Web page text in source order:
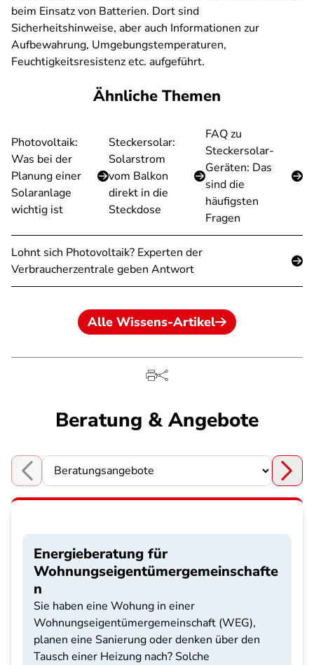
beim Einsatz von Batterien. Dort sind
Sicherheitshinweise, aber auch Informationen zur
Aufbewahrung, Umgebungstemperaturen,
Feuchtigkeitsresistenz etc. aufgeführt.
Ähnliche Themen
Photovoltaik:
Was bei der
Planung einer
Solaranlage
wichtig ist
Steckersolar:
Solarstrom
vom Balkon
direkt in die
Steckdose
FAQ zu
Steckersolar-
Geräten: Das
sind die
häufigsten
Fragen
Lohnt sich Photovoltaik? Experten der
Verbraucherzentrale geben Antwort
Alle Wissens-Artikel
Beratung & Angebote
Choose a section
Energieberatung für
Wohnungseigentümergemeinschafte
n
Sie haben eine Wohung in einer
Wohnungseigentümergemeinschaft (WEG),
planen eine Sanierung oder denken über den
Tausch einer Heizung nach? Solche